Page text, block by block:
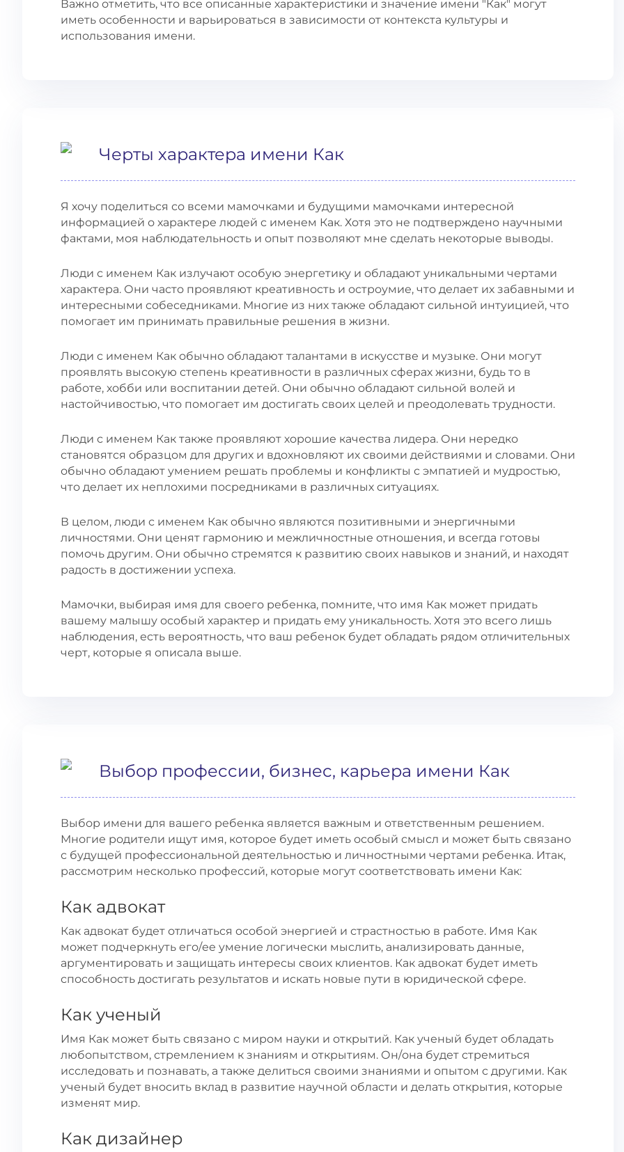
Важно отметить, что все описанные характеристики и значение имени "Как" могут
иметь особенности и варьироваться в зависимости от контекста культуры и
использования имени.
Черты характера имени Как
Я хочу поделиться со всеми мамочками и будущими мамочками интересной
информацией о характере людей с именем Как. Хотя это не подтверждено научными
фактами, моя наблюдательность и опыт позволяют мне сделать некоторые выводы.
Люди с именем Как излучают особую энергетику и обладают уникальными чертами
характера. Они часто проявляют креативность и остроумие, что делает их забавными и
интересными собеседниками. Многие из них также обладают сильной интуицией, что
помогает им принимать правильные решения в жизни.
Люди с именем Как обычно обладают талантами в искусстве и музыке. Они могут
проявлять высокую степень креативности в различных сферах жизни, будь то в
работе, хобби или воспитании детей. Они обычно обладают сильной волей и
настойчивостью, что помогает им достигать своих целей и преодолевать трудности.
Люди с именем Как также проявляют хорошие качества лидера. Они нередко
становятся образцом для других и вдохновляют их своими действиями и словами. Они
обычно обладают умением решать проблемы и конфликты с эмпатией и мудростью,
что делает их неплохими посредниками в различных ситуациях.
В целом, люди с именем Как обычно являются позитивными и энергичными
личностями. Они ценят гармонию и межличностные отношения, и всегда готовы
помочь другим. Они обычно стремятся к развитию своих навыков и знаний, и находят
радость в достижении успеха.
Мамочки, выбирая имя для своего ребенка, помните, что имя Как может придать
вашему малышу особый характер и придать ему уникальность. Хотя это всего лишь
наблюдения, есть вероятность, что ваш ребенок будет обладать рядом отличительных
черт, которые я описала выше.
Выбор профессии, бизнес, карьера имени Как
Выбор имени для вашего ребенка является важным и ответственным решением.
Многие родители ищут имя, которое будет иметь особый смысл и может быть связано
с будущей профессиональной деятельностью и личностными чертами ребенка. Итак,
рассмотрим несколько профессий, которые могут соответствовать имени Как:
Как адвокат
Как адвокат будет отличаться особой энергией и страстностью в работе. Имя Как
может подчеркнуть его/ее умение логически мыслить, анализировать данные,
аргументировать и защищать интересы своих клиентов. Как адвокат будет иметь
способность достигать результатов и искать новые пути в юридической сфере.
Как ученый
Имя Как может быть связано с миром науки и открытий. Как ученый будет обладать
любопытством, стремлением к знаниям и открытиям. Он/она будет стремиться
исследовать и познавать, а также делиться своими знаниями и опытом с другими. Как
ученый будет вносить вклад в развитие научной области и делать открытия, которые
изменят мир.
Как дизайнер